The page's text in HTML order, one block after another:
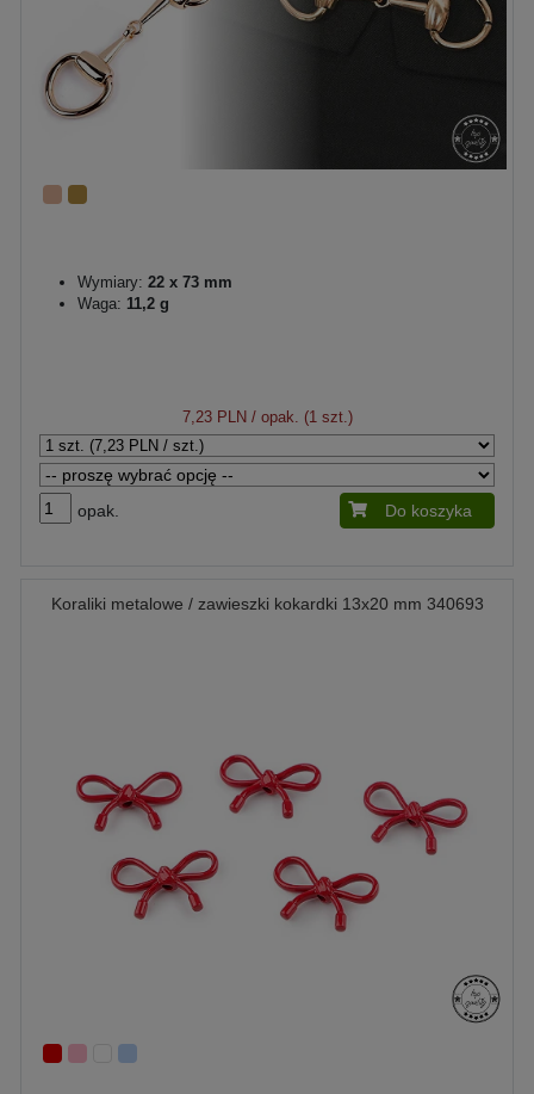
Wymiary: 22 x 73 mm
Waga: 11,2 g
7,23 PLN / opak. (1 szt.)
opak. Do koszyka
Koraliki metalowe / zawieszki kokardki 13x20 mm 340693